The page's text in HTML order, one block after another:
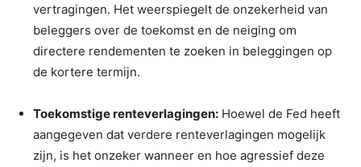
vertragingen. Het weerspiegelt de onzekerheid van
beleggers over de toekomst en de neiging om
directere rendementen te zoeken in beleggingen op
de kortere termijn.
Toekomstige renteverlagingen: Hoewel de Fed heeft
aangegeven dat verdere renteverlagingen mogelijk
zijn, is het onzeker wanneer en hoe agressief deze